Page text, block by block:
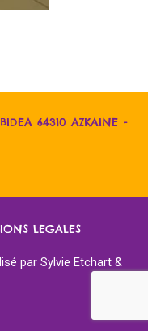
64310 AZKAINE -
LEGALES
par Sylvie Etchart &